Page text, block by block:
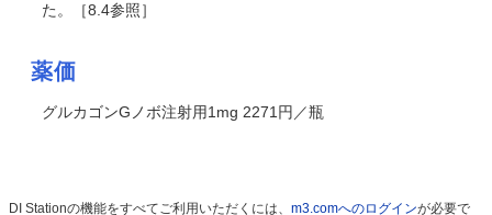
た。［8.4参照］
薬価
グルカゴンGノボ注射用1mg 2271円／瓶
DI Stationの機能をすべてご利用いただくには、 m3.comへのログインが必要で